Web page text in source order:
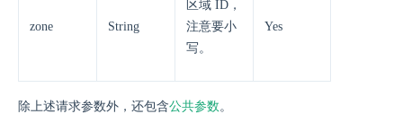
zone String
区域 ID，
注意要小
写。
Yes
除上述请求参数外，还包含公共参数。